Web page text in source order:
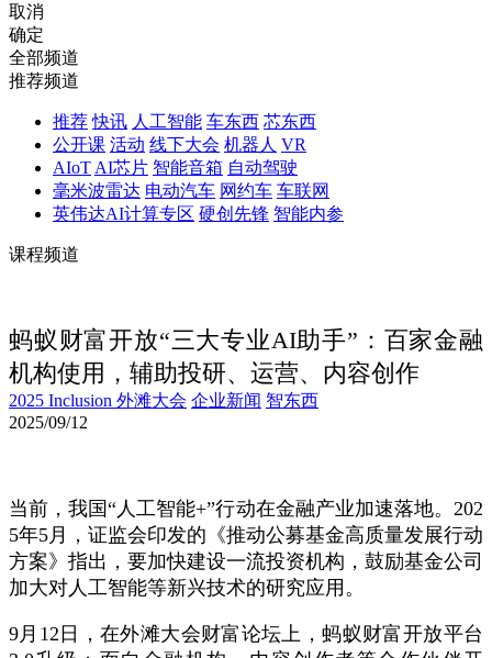
取消
确定
全部频道
推荐频道
推荐 快讯 人工智能 车东西 芯东西
公开课 活动 线下大会 机器人 VR
AIoT AI芯片 智能音箱 自动驾驶
毫米波雷达 电动汽车 网约车 车联网
英伟达AI计算专区 硬创先锋 智能内参
课程频道
蚂蚁财富开放“三大专业AI助手”：百家金融
机构使用，辅助投研、运营、内容创作
2025 Inclusion 外滩大会 企业新闻 智东西
2025/09/12
当前，我国“人工智能+”行动在金融产业加速落地。202
5年5月，证监会印发的《推动公募基金高质量发展行动
方案》指出，要加快建设一流投资机构，鼓励基金公司
加大对人工智能等新兴技术的研究应用。
9月12日，在外滩大会财富论坛上，蚂蚁财富开放平台